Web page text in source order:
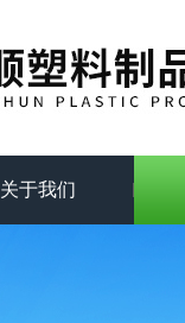
关于我们